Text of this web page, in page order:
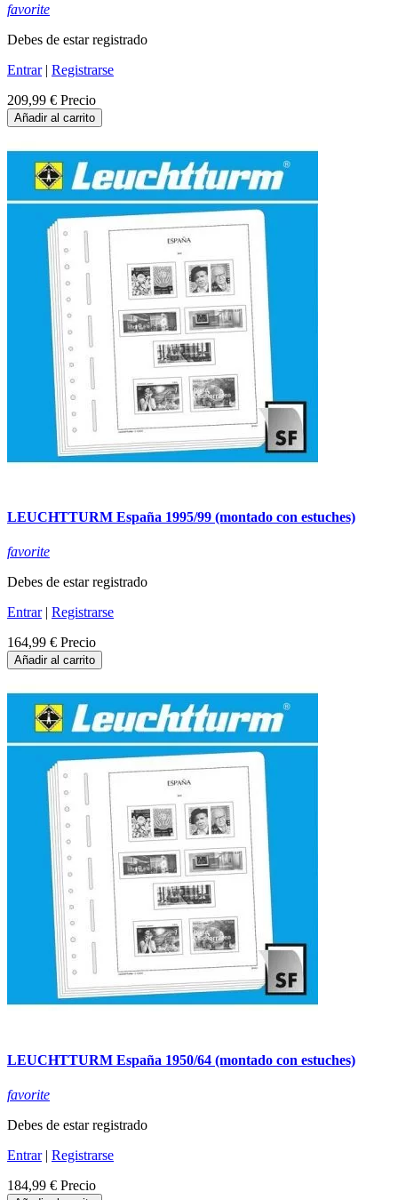
favorite
Debes de estar registrado
Entrar| Registrarse
209,99 € Precio
Añadir al carrito
LEUCHTTURM España 1995/99 (montado con estuches)
favorite
Debes de estar registrado
Entrar| Registrarse
164,99 € Precio
Añadir al carrito
LEUCHTTURM España 1950/64 (montado con estuches)
favorite
Debes de estar registrado
Entrar| Registrarse
184,99 € Precio